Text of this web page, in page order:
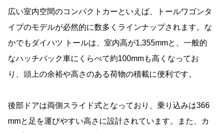
広い室内空間のコンパクトカーといえば、トールワゴンタ
イプのモデルが必然的に数多くラインナップされます。な
かでもダイハツ トールは、室内高が1,355mmと、一般的
なハッチバック車にくらべて約100mmも高くなってお
り、頭上の余裕や高さのある荷物の積載に便利です。
後部ドアは両側スライド式となっており、乗り込みは366
mmと足を運びやすい高さに設計されています。また、カ